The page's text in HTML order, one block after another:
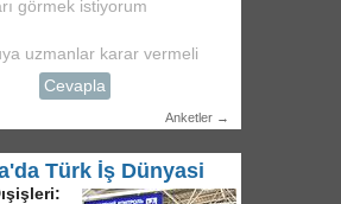
görmek istiyorum
uzmanlar karar vermeli
Cevapla
Anketler →
Türk İş Dünyasi